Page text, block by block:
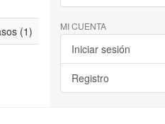
(1)
MI CUENTA
Iniciar sesión
Registro